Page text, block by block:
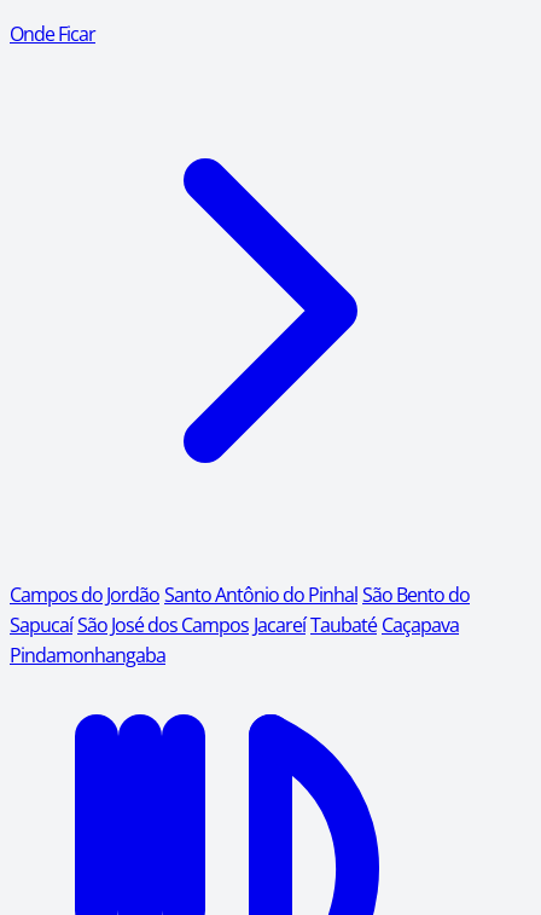
Onde Ficar
Campos do JordãoSanto Antônio do PinhalSão Bento do
SapucaíSão José dos Campos JacareíTaubaté Caçapava
Pindamonhangaba